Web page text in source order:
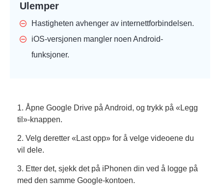
Ulemper
Hastigheten avhenger av internettforbindelsen.
iOS-versjonen mangler noen Android-
funksjoner.
1. Åpne Google Drive på Android, og trykk på «Legg
til»-knappen.
2. Velg deretter «Last opp» for å velge videoene du
vil dele.
3. Etter det, sjekk det på iPhonen din ved å logge på
med den samme Google-kontoen.